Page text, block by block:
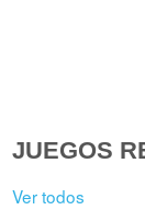
JUEGOS
Ver todos